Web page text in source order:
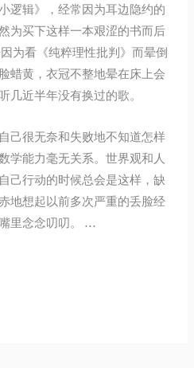
逻辑》，经常因为耳边隐约的
为买下这样一本艰涩的书而后
为看《纯粹理性批判》而晕倒
蜡黄，衣冠不整地晕在床上会
几近半年没有换过的歌。
己很无奈和失败地不知道怎样
学能力毫无关系。世界观和人
己行动的时候总会是这样，缺
地想起以前多次严重的丢脸经
里念念叨叨。 …